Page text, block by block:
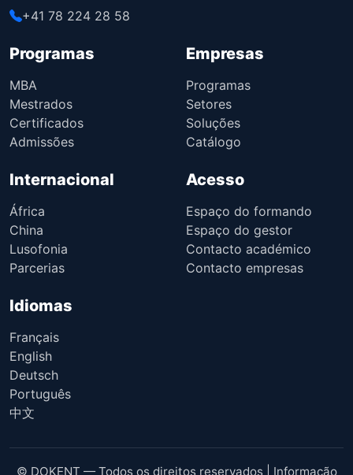
+41 78 224 28 58
Programas
MBA
Mestrados
Certificados
Admissões
Empresas
Programas
Setores
Soluções
Catálogo
Internacional
África
China
Lusofonia
Parcerias
Acesso
Espaço do formando
Espaço do gestor
Contacto académico
Contacto empresas
Idiomas
Français
English
Deutsch
Português
中文
© DOKENT — Todos os direitos reservados | Informação